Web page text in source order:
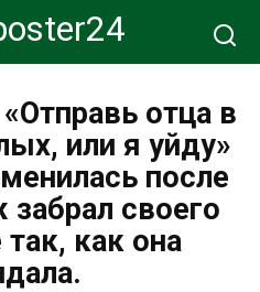
отца в
или я уйду»
после
своего
как она